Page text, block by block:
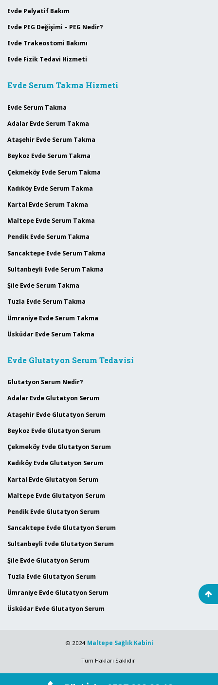
Evde Palyatif Bakım
Evde PEG Değişimi – PEG Nedir?
Evde Trakeostomi Bakımı
Evde Fizik Tedavi Hizmeti
Evde Serum Takma Hizmeti
Evde Serum Takma
Adalar Evde Serum Takma
Ataşehir Evde Serum Takma
Beykoz Evde Serum Takma
Çekmeköy Evde Serum Takma
Kadıköy Evde Serum Takma
Kartal Evde Serum Takma
Maltepe Evde Serum Takma
Pendik Evde Serum Takma
Sancaktepe Evde Serum Takma
Sultanbeyli Evde Serum Takma
Şile Evde Serum Takma
Tuzla Evde Serum Takma
Ümraniye Evde Serum Takma
Üsküdar Evde Serum Takma
Evde Glutatyon Serum Tedavisi
Glutatyon Serum Nedir?
Adalar Evde Glutatyon Serum
Ataşehir Evde Glutatyon Serum
Beykoz Evde Glutatyon Serum
Çekmeköy Evde Glutatyon Serum
Kadıköy Evde Glutatyon Serum
Kartal Evde Glutatyon Serum
Maltepe Evde Glutatyon Serum
Pendik Evde Glutatyon Serum
Sancaktepe Evde Glutatyon Serum
Sultanbeyli Evde Glutatyon Serum
Şile Evde Glutatyon Serum
Tuzla Evde Glutatyon Serum
Ümraniye Evde Glutatyon Serum
Üsküdar Evde Glutatyon Serum
© 2024 Maltepe Sağlık Kabini
Tüm Hakları Saklıdır.